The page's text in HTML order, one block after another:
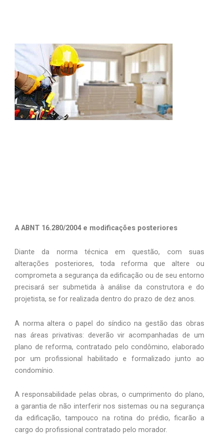
A ABNT 16.280/2004 e modificações posteriores
Diante da norma técnica em questão, com suas
alterações posteriores, toda reforma que altere ou
comprometa a segurança da edificação ou de seu entorno
precisará ser submetida à análise da construtora e do
projetista, se for realizada dentro do prazo de dez anos.
A norma altera o papel do síndico na gestão das obras
nas áreas privativas: deverão vir acompanhadas de um
plano de reforma, contratado pelo condômino, elaborado
por um profissional habilitado e formalizado junto ao
condomínio.
A responsabilidade pelas obras, o cumprimento do plano,
a garantia de não interferir nos sistemas ou na segurança
da edificação, tampouco na rotina do prédio, ficarão a
cargo do profissional contratado pelo morador.